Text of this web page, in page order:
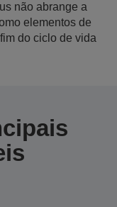
não abrange a
elementos de
do ciclo de vida